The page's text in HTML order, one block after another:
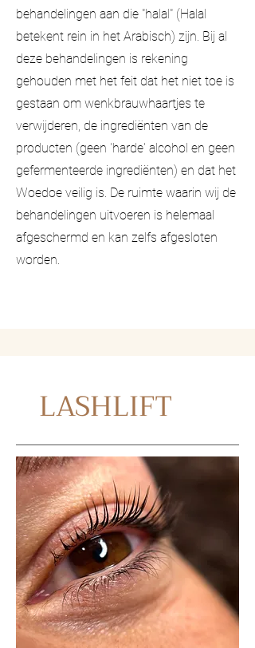
behandelingen aan die "halal" (Halal
betekent rein in het Arabisch) zijn. Bij al
deze behandelingen is rekening
gehouden met het feit dat het niet toe is
gestaan om wenkbrauwhaartjes te
verwijderen, de ingrediënten van de
producten (geen 'harde' alcohol en geen
gefermenteerde ingrediënten) en dat het
Woedoe veilig is. De ruimte waarin wij de
behandelingen uitvoeren is helemaal
afgeschermd en kan zelfs afgesloten
worden.
LASHLIFT